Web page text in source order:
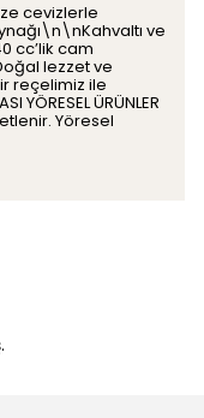
cevizlerle
ve
cc’lik cam
lezzet ve
reçelimiz ile
YÖRESEL ÜRÜNLER
Yöresel